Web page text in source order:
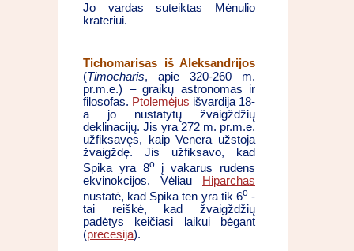
Jo vardas suteiktas Mėnulio
krateriui.
Tichomarisas iš Aleksandrijos
(Timocharis, apie 320-260 m.
pr.m.e.) – graikų astronomas ir
filosofas. Ptolemėjus išvardija 18-
a jo nustatytų žvaigždžių
deklinacijų. Jis yra 272 m. pr.m.e.
užfiksavęs, kaip Venera užstoja
žvaigždę. Jis užfiksavo, kad
Spika yra 8oį vakarus rudens
ekvinokcijos. Vėliau
Hiparchas
nustatė, kad Spika ten yra tik 6o-
tai reiškė, kad žvaigždžių
padėtys keičiasi laikui bėgant
(precesija).